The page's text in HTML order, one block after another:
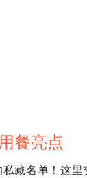
餐亮点
藏名单！这